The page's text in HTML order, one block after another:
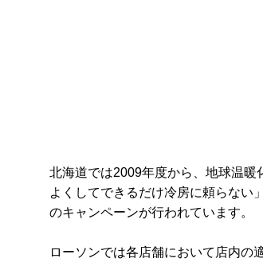
北海道では2009年度から、地球温
よくしてできるだけ冷房に頼らない
のキャンペーンが行われています。
ローソンでは各店舗において店内の